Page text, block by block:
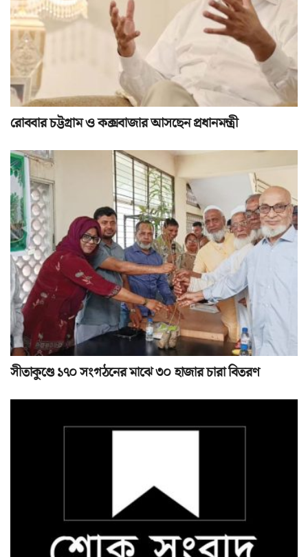
রোববার চট্টগ্রাম ও কক্সবাজার আসছেন প্রধানমন্ত্রী
সীতাকুণ্ডে ১৭০ সংগঠনের মাঝে ৩০ হাজার চারা বিতরণ